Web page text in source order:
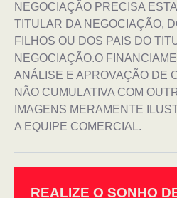
NEGOCIAÇÃO PRECISA
TITULAR DA NEGOCIAÇÃO,
FILHOS OU DOS PAIS DO
NEGOCIAÇÃO.O
ANÁLISE E APROVAÇÃO DE
NÃO CUMULATIVA COM
IMAGENS MERAMENTE
A EQUIPE COMERCIAL.
REALIZE O SONHO